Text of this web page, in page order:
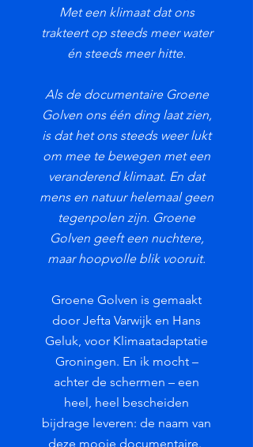
Met een klimaat dat ons
trakteert op steeds meer water
én steeds meer hitte.
Als de documentaire Groene
Golven ons één ding laat zien,
is dat het ons steeds weer lukt
om mee te bewegen met een
veranderend klimaat. En dat
mens en natuur helemaal geen
tegenpolen zijn. Groene
Golven geeft een nuchtere,
maar hoopvolle blik vooruit.
Groene Golven is gemaakt
door Jefta Varwijk en Hans
Geluk, voor Klimaatadaptatie
Groningen. En ik mocht –
achter de schermen – een
heel, heel bescheiden
bijdrage leveren: de naam van
deze mooie documentaire.